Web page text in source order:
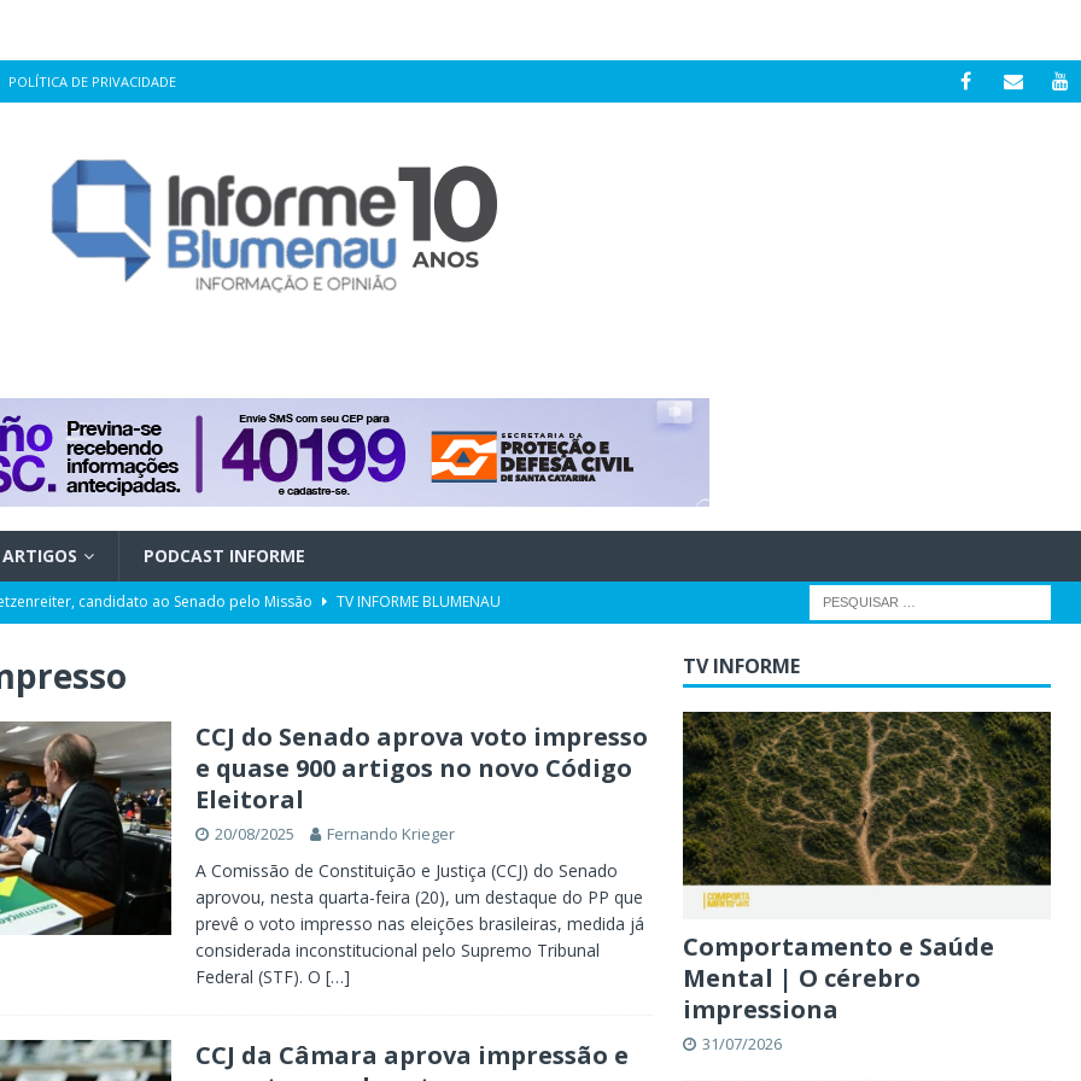
POLÍTICA DE PRIVACIDADE
ARTIGOS PODCAST INFORME
candidato ao Senado pelo Missão
TV INFORME BLUMENAU
da história no Ideb
desinformação e uso de inteligência artificial
POLÍTICA
moradores de Blumenau podem pedir serviços de manutenção pela
em Blumenau nos próximos dias
CCJ do Senado aprova voto impresso
e quase 900 artigos no novo Código
Eleitoral
20/08/2025 Fernando Krieger
A Comissão de Constituição e Justiça (CCJ) do Senado
aprovou, nesta quarta-feira (20), um destaque do PP que
prevê o voto impresso nas eleições brasileiras, medida já
considerada inconstitucional pelo Supremo Tribunal
Federal (STF). O […]
CCJ da Câmara aprova impressão e
TV INFORME
Comportamento e Saúde
Mental | O cérebro
impressiona
31/07/2026